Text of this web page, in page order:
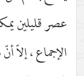
عصر قليلين
الإجماع ، إلاّ